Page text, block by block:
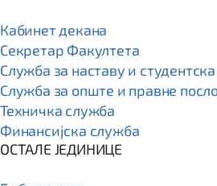
Кабинет декана
Секретар Факултета
Служба за наставу и
Служба за опште и правне
Техничка служба
Финансијска служба
ОСТАЛЕ ЈЕДИНИЦЕ